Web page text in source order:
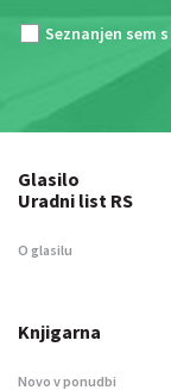
Seznanjen sem s
Glasilo
Uradni list RS
O glasilu
Knjigarna
Novo v ponudbi